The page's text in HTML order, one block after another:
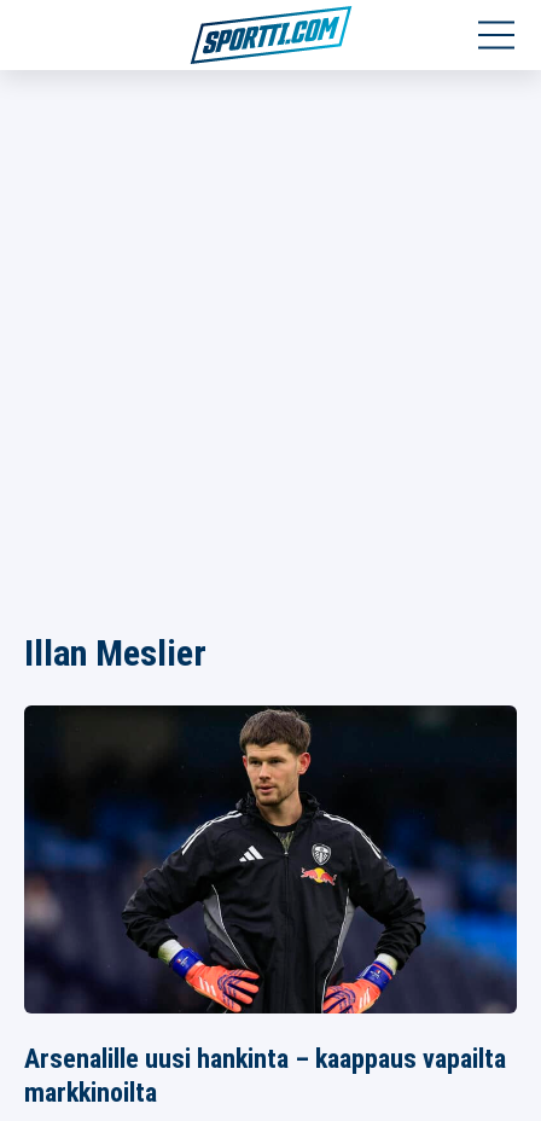
Illan Meslier
Arsenalille uusi hankinta – kaappaus vapailta
markkinoilta